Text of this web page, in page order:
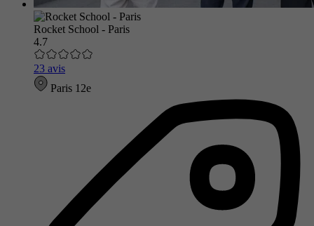
Rocket School - Paris
4.7
23 avis
Paris 12e